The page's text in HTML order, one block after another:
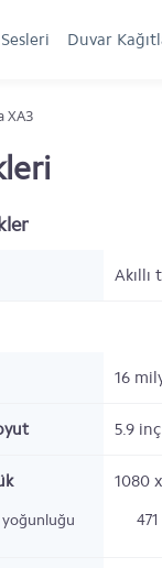
Duvar
XA3
16
5.9 inç
1080
yoğunluğu